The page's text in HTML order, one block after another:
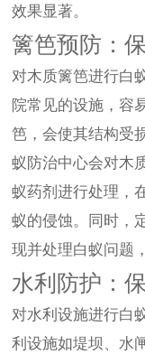
效果显著。
篱笆预防：
对木质篱笆进行白
院常见的设施，容
笆，会使其结构受
蚁防治中心会对木
蚁药剂进行处理，
蚁的侵蚀。同时，
现并处理白蚁问题
水利防护：
对水利设施进行白
利设施如堤坝、水